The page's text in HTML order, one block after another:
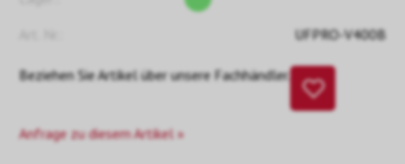
UFPRO-V400B
Beziehen Sie Artikel über unsere Fachhändler.
Anfrage zu diesem Artikel »